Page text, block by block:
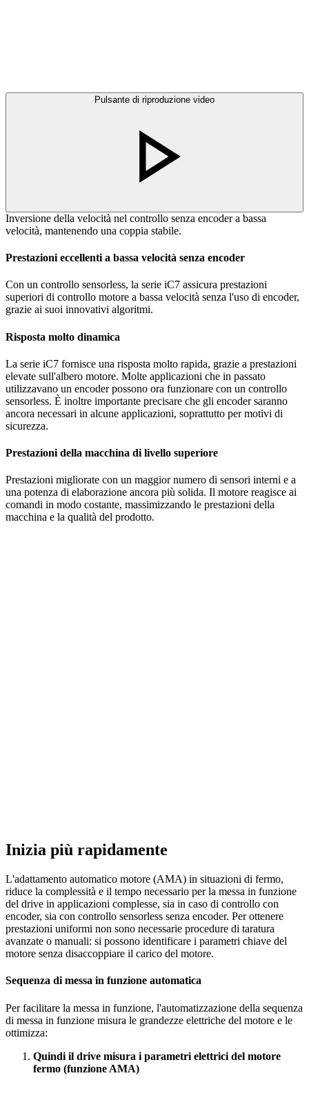
Pulsante di riproduzione video
Inversione della velocità nel controllo senza encoder a bassa
velocità, mantenendo una coppia stabile.
Prestazioni eccellenti a bassa velocità senza encoder
Con un controllo sensorless, la serie iC7 assicura prestazioni
superiori di controllo motore a bassa velocità senza l'uso di encoder,
grazie ai suoi innovativi algoritmi.
Risposta molto dinamica
La serie iC7 fornisce una risposta molto rapida, grazie a prestazioni
elevate sull'albero motore. Molte applicazioni che in passato
utilizzavano un encoder possono ora funzionare con un controllo
sensorless. È inoltre importante precisare che gli encoder saranno
ancora necessari in alcune applicazioni, soprattutto per motivi di
sicurezza.
Prestazioni della macchina di livello superiore
Prestazioni migliorate con un maggior numero di sensori interni e a
una potenza di elaborazione ancora più solida. Il motore reagisce ai
comandi in modo costante, massimizzando le prestazioni della
macchina e la qualità del prodotto.
Inizia più rapidamente
L'adattamento automatico motore (AMA) in situazioni di fermo,
riduce la complessità e il tempo necessario per la messa in funzione
del drive in applicazioni complesse, sia in caso di controllo con
encoder, sia con controllo sensorless senza encoder. Per ottenere
prestazioni uniformi non sono necessarie procedure di taratura
avanzate o manuali: si possono identificare i parametri chiave del
motore senza disaccoppiare il carico del motore.
Sequenza di messa in funzione automatica
Per facilitare la messa in funzione, l'automatizzazione della sequenza
di messa in funzione misura le grandezze elettriche del motore e le
ottimizza:
Quindi il drive misura i parametri elettrici del motore
fermo (funzione AMA)